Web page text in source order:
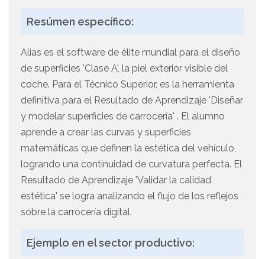
Resúmen específico:
Alias es el software de élite mundial para el diseño
de superficies 'Clase A', la piel exterior visible del
coche. Para el Técnico Superior, es la herramienta
definitiva para el Resultado de Aprendizaje 'Diseñar
y modelar superficies de carrocería' . El alumno
aprende a crear las curvas y superficies
matemáticas que definen la estética del vehículo,
logrando una continuidad de curvatura perfecta. El
Resultado de Aprendizaje 'Validar la calidad
estética' se logra analizando el flujo de los reflejos
sobre la carrocería digital.
Ejemplo en el sector productivo: